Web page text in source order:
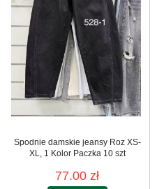
Spodnie damskie jeansy Roz XS-
XL, 1 Kolor Paczka 10 szt
77.00 zł